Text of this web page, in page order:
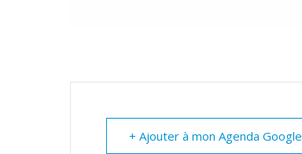
+ Ajouter à mon Agenda Google